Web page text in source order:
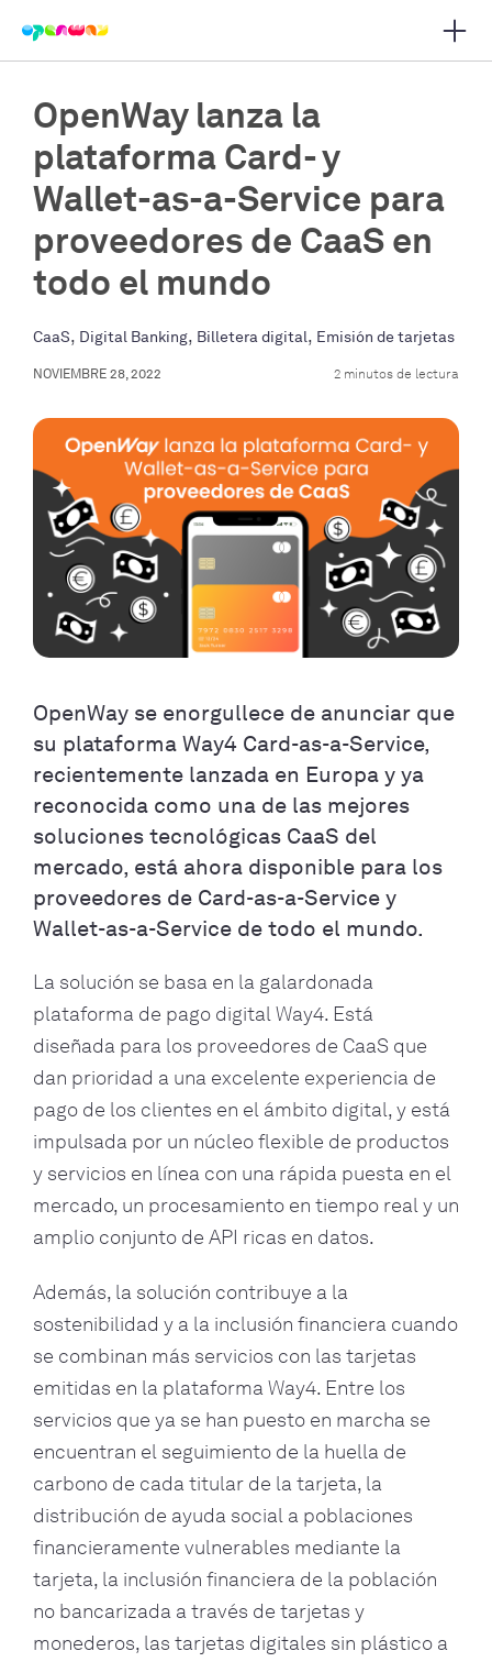
navegación principal
OpenWay lanza la
plataforma Card- y
Wallet-as-a-Service para
proveedores de CaaS en
todo el mundo
CaaS, Digital Banking, Billetera digital, Emisión de tarjetas
NOVIEMBRE 28, 2022 2 minutos de lectura
OpenWay se enorgullece de anunciar que
su plataforma Way4 Card-as-a-Service,
recientemente lanzada en Europa y ya
reconocida como una de las mejores
soluciones tecnológicas CaaS del
mercado, está ahora disponible para los
proveedores de Card-as-a-Service y
Wallet-as-a-Service de todo el mundo.
La solución se basa en la galardonada
plataforma de pago digital Way4. Está
diseñada para los proveedores de CaaS que
dan prioridad a una excelente experiencia de
pago de los clientes en el ámbito digital, y está
impulsada por un núcleo flexible de productos
y servicios en línea con una rápida puesta en el
mercado, un procesamiento en tiempo real y un
amplio conjunto de API ricas en datos.
Además, la solución contribuye a la
sostenibilidad y a la inclusión financiera cuando
se combinan más servicios con las tarjetas
emitidas en la plataforma Way4. Entre los
servicios que ya se han puesto en marcha se
encuentran el seguimiento de la huella de
carbono de cada titular de la tarjeta, la
distribución de ayuda social a poblaciones
financieramente vulnerables mediante la
tarjeta, la inclusión financiera de la población
no bancarizada a través de tarjetas y
monederos, las tarjetas digitales sin plástico a